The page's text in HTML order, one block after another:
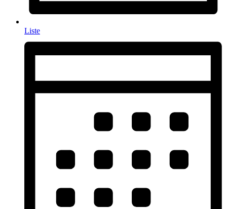
Liste